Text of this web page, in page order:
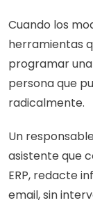
Cuando los
herramientas
programar
persona que
radicalmente.
Un
asistente que
ERP, redacte
email, sin